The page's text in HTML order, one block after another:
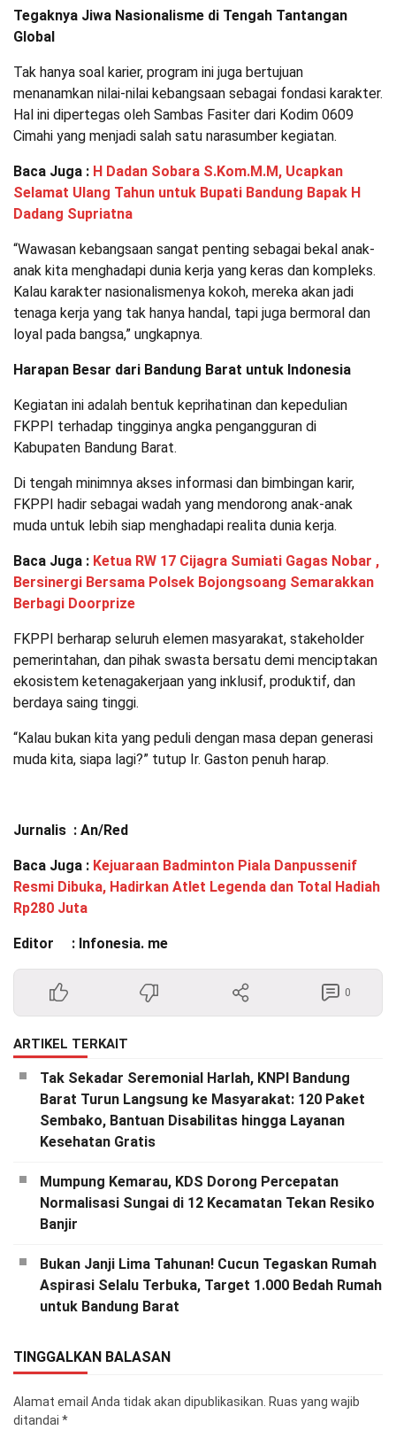
Tegaknya Jiwa Nasionalisme di Tengah Tantangan
Global
Tak hanya soal karier, program ini juga bertujuan
menanamkan nilai-nilai kebangsaan sebagai fondasi karakter.
Hal ini dipertegas oleh Sambas Fasiter dari Kodim 0609
Cimahi yang menjadi salah satu narasumber kegiatan.
Baca Juga : H Dadan Sobara S.Kom.M.M, Ucapkan
Selamat Ulang Tahun untuk Bupati Bandung Bapak H
Dadang Supriatna
“Wawasan kebangsaan sangat penting sebagai bekal anak-
anak kita menghadapi dunia kerja yang keras dan kompleks.
Kalau karakter nasionalismenya kokoh, mereka akan jadi
tenaga kerja yang tak hanya handal, tapi juga bermoral dan
loyal pada bangsa,” ungkapnya.
Harapan Besar dari Bandung Barat untuk Indonesia
Kegiatan ini adalah bentuk keprihatinan dan kepedulian
FKPPI terhadap tingginya angka pengangguran di
Kabupaten Bandung Barat.
Di tengah minimnya akses informasi dan bimbingan karir,
FKPPI hadir sebagai wadah yang mendorong anak-anak
muda untuk lebih siap menghadapi realita dunia kerja.
Baca Juga : Ketua RW 17 Cijagra Sumiati Gagas Nobar ,
Bersinergi Bersama Polsek Bojongsoang Semarakkan
Berbagi Doorprize
FKPPI berharap seluruh elemen masyarakat, stakeholder
pemerintahan, dan pihak swasta bersatu demi menciptakan
ekosistem ketenagakerjaan yang inklusif, produktif, dan
berdaya saing tinggi.
“Kalau bukan kita yang peduli dengan masa depan generasi
muda kita, siapa lagi?” tutup Ir. Gaston penuh harap.
Jurnalis : An/Red
Baca Juga : Kejuaraan Badminton Piala Danpussenif
Resmi Dibuka, Hadirkan Atlet Legenda dan Total Hadiah
Rp280 Juta
Editor : Infonesia. me
0
ARTIKEL TERKAIT
Tak Sekadar Seremonial Harlah, KNPI Bandung
Barat Turun Langsung ke Masyarakat: 120 Paket
Sembako, Bantuan Disabilitas hingga Layanan
Kesehatan Gratis
Mumpung Kemarau, KDS Dorong Percepatan
Normalisasi Sungai di 12 Kecamatan Tekan Resiko
Banjir
Bukan Janji Lima Tahunan! Cucun Tegaskan Rumah
Aspirasi Selalu Terbuka, Target 1.000 Bedah Rumah
untuk Bandung Barat
TINGGALKAN BALASAN
Alamat email Anda tidak akan dipublikasikan. Ruas yang wajib
ditandai *